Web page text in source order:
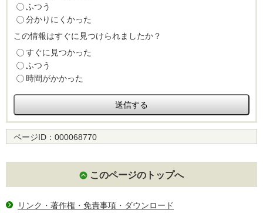
ふつう
分かりにくかった
この情報はすぐに見つけられましたか？
すぐに見つかった
ふつう
時間がかかった
ページID： 000068770
このページのトップへ
リンク・著作権・免責事項・ダウンロード